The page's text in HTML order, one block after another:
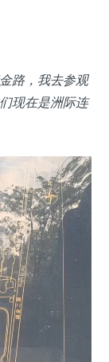
路，我去参观
现在是洲际连